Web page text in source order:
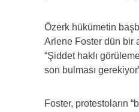
Özerk hükümetin
Arlene Foster dün bir
“Şiddet haklı
son bulması
Foster, protestoların